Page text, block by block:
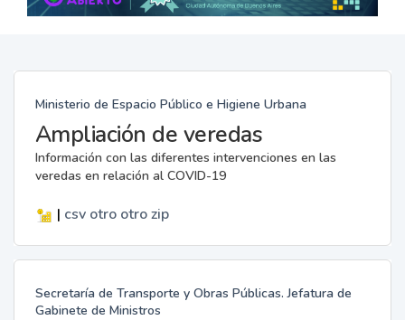
Ministerio de Espacio Público e Higiene Urbana
Ampliación de veredas
Información con las diferentes intervenciones en las
veredas en relación al COVID-19
| csv otro otro zip
Secretaría de Transporte y Obras Públicas. Jefatura de
Gabinete de Ministros